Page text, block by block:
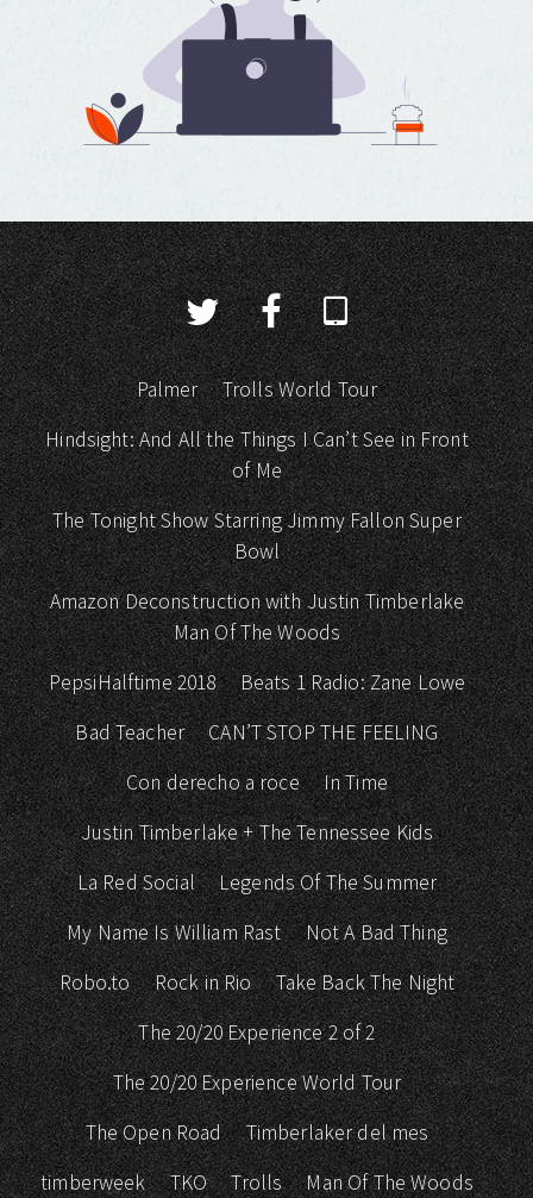
Palmer
Trolls World Tour
Hindsight: And All the Things I Can’t See in Front
of Me
The Tonight Show Starring Jimmy Fallon Super
Bowl
Amazon Deconstruction with Justin Timberlake
Man Of The Woods
PepsiHalftime 2018
Beats 1 Radio: Zane Lowe
Bad Teacher
CAN’T STOP THE FEELING
Con derecho a roce
In Time
Justin Timberlake + The Tennessee Kids
La Red Social
Legends Of The Summer
My Name Is William Rast
Not A Bad Thing
Robo.to
Rock in Rio
Take Back The Night
The 20/20 Experience 2 of 2
The 20/20 Experience World Tour
The Open Road
Timberlaker del mes
timberweek
TKO Trolls
Man Of The Woods